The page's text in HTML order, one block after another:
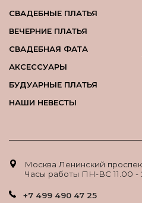
СВАДЕБНЫЕ ПЛАТЬЯ
ВЕЧЕРНИЕ ПЛАТЬЯ
СВАДЕБНАЯ ФАТА
АКСЕССУАРЫ
БУДУАРНЫЕ ПЛАТЬЯ
НАШИ НЕВЕСТЫ
Москва Ленинский
Часы работы ПН-ВС 11.00 -
+7 499 490 47 25